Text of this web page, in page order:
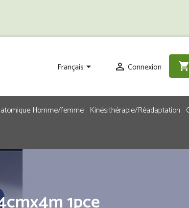
Français  Connexion shopping_cart
Homme/femme Kinésithérapie/Réadaptation